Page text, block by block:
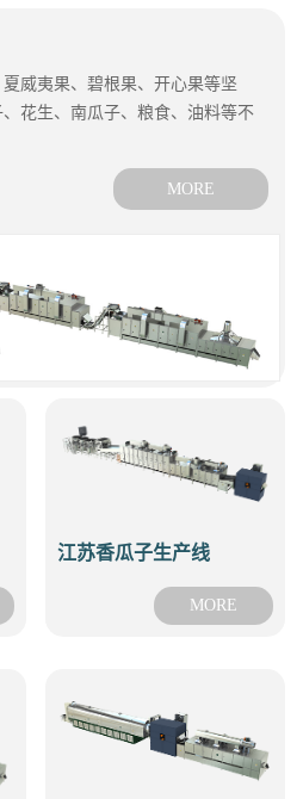
威夷果、碧根果、开心果等坚
花生、南瓜子、粮食、油料等不
MORE
江苏香瓜子生产线
MORE